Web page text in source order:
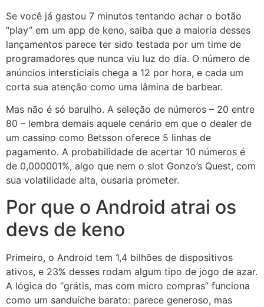
Se você já gastou 7 minutos tentando achar o botão
“play” em um app de keno, saiba que a maioria desses
lançamentos parece ter sido testada por um time de
programadores que nunca viu luz do dia. O número de
anúncios intersticiais chega a 12 por hora, e cada um
corta sua atenção como uma lâmina de barbear.
Mas não é só barulho. A seleção de números – 20 entre
80 – lembra demais aquele cenário em que o dealer de
um cassino como Betsson oferece 5 linhas de
pagamento. A probabilidade de acertar 10 números é
de 0,000001%, algo que nem o slot Gonzo’s Quest, com
sua volatilidade alta, ousaria prometer.
Por que o Android atrai os
devs de keno
Primeiro, o Android tem 1,4 bilhões de dispositivos
ativos, e 23% desses rodam algum tipo de jogo de azar.
A lógica do “grátis, mas com micro compras” funciona
como um sanduíche barato: parece generoso, mas